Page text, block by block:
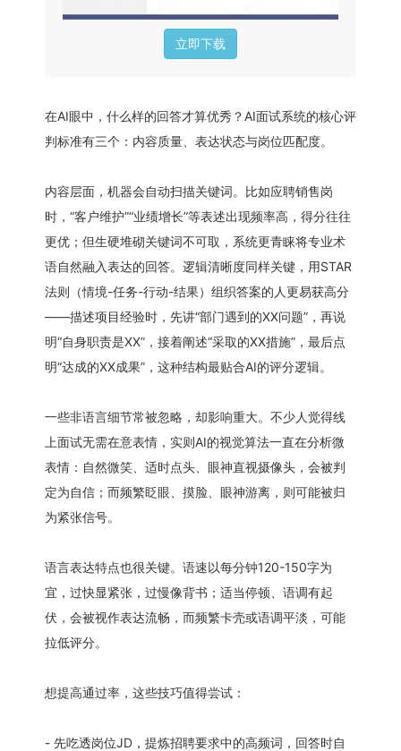
立即下载
在AI眼中，什么样的回答才算优秀？AI面试系统的核心评
判标准有三个：内容质量、表达状态与岗位匹配度。
内容层面，机器会自动扫描关键词。比如应聘销售岗
时，“客户维护”“业绩增长”等表述出现频率高，得分往往
更优；但生硬堆砌关键词不可取，系统更青睐将专业术
语自然融入表达的回答。逻辑清晰度同样关键，用STAR
法则（情境-任务-行动-结果）组织答案的人更易获高分
——描述项目经验时，先讲“部门遇到的XX问题”，再说
明“自身职责是XX”，接着阐述“采取的XX措施”，最后点
明“达成的XX成果”，这种结构最贴合AI的评分逻辑。
一些非语言细节常被忽略，却影响重大。不少人觉得线
上面试无需在意表情，实则AI的视觉算法一直在分析微
表情：自然微笑、适时点头、眼神直视摄像头，会被判
定为自信；而频繁眨眼、摸脸、眼神游离，则可能被归
为紧张信号。
语言表达特点也很关键。语速以每分钟120-150字为
宜，过快显紧张，过慢像背书；适当停顿、语调有起
伏，会被视作表达流畅，而频繁卡壳或语调平淡，可能
拉低评分。
想提高通过率，这些技巧值得尝试：
- 先吃透岗位JD，提炼招聘要求中的高频词，回答时自